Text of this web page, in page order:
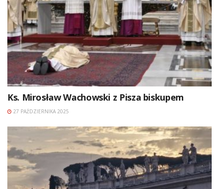
Ks. Mirosław Wachowski z Pisza biskupem
27 PAŹDZIERNIKA 2025